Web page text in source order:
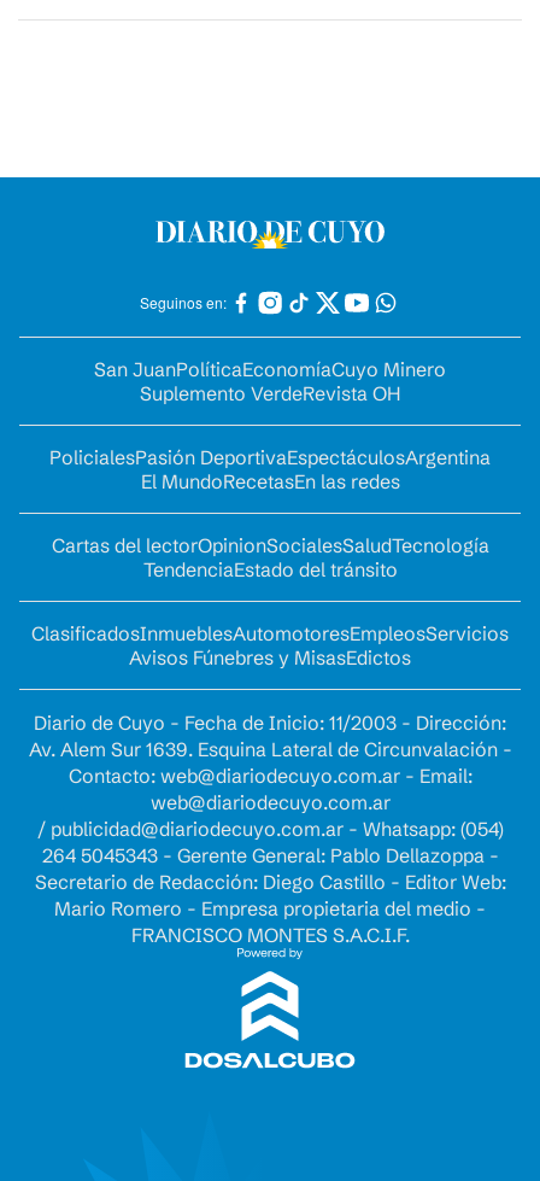
Seguinos en:
San JuanPolíticaEconomíaCuyo Minero
Suplemento VerdeRevista OH
PolicialesPasión DeportivaEspectáculosArgentina
El MundoRecetasEn las redes
Cartas del lectorOpinionSocialesSaludTecnología
TendenciaEstado del tránsito
ClasificadosInmueblesAutomotoresEmpleosServicios
Avisos Fúnebres y MisasEdictos
Diario de Cuyo - Fecha de Inicio: 11/2003 - Dirección:
Av. Alem Sur 1639. Esquina Lateral de Circunvalación -
Contacto: web@diariodecuyo.com.ar- Email:
web@diariodecuyo.com.ar
/ publicidad@diariodecuyo.com.ar- Whatsapp: (054)
264 5045343 - Gerente General: Pablo Dellazoppa -
Secretario de Redacción: Diego Castillo - Editor Web:
Mario Romero - Empresa propietaria del medio -
FRANCISCO MONTES S.A.C.I.F.